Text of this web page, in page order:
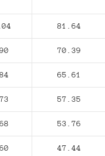
81.64
90 70.39
84 65.61
73 57.35
68 53.76
60 47.44